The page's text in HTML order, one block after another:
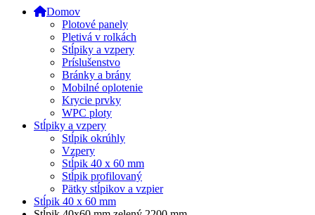
Domov
Plotové panely
Pletivá v rolkách
Stĺpiky a vzpery
Príslušenstvo
Bránky a brány
Mobilné oplotenie
Krycie prvky
WPC ploty
Stĺpiky a vzpery
Stĺpik okrúhly
Vzpery
Stĺpik 40 x 60 mm
Stĺpik profilovaný
Pätky stĺpikov a vzpier
Stĺpik 40 x 60 mm